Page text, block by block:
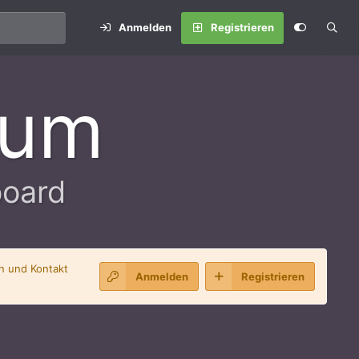
Anmelden Registrieren
und Kontakt
Anmelden Registrieren